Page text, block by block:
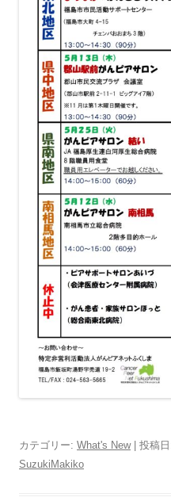
カテゴリー: What's New| 投稿
SuzukiMakiko